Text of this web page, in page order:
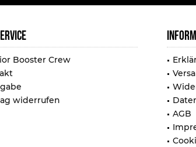
Booster Crew
widerrufen
AGB